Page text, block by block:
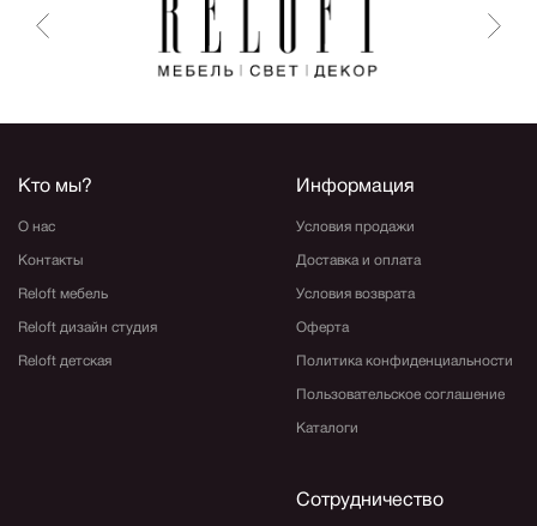
Кто мы?
О нас
Контакты
Reloft мебель
Reloft дизайн студия
Reloft детская
Информация
Условия продажи
Доставка и оплата
Условия возврата
Оферта
Политика конфиденциальности
Пользовательское соглашение
Каталоги
Сотрудничество